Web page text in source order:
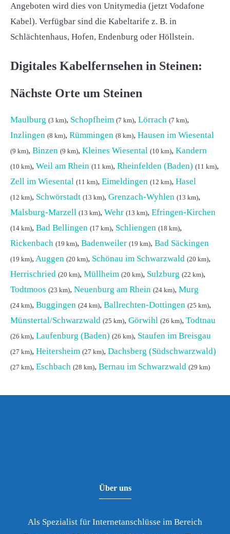
Angeboten wird dies von Unitymedia (jetzt Vodafone
Kabel). Verfügbar sind die Kabeltarife z. B. in
Schlächtenhaus, Hofen, Endenburg oder Höllstein.
Digitales Kabelfernsehen in Steinen:
Nächste Orte um Steinen
Maulburg (3 km), Schopfheim (7 km), Lörrach (7 km),
Inzlingen (8 km), Rümmingen (8 km), Hausen im Wiesental
(9 km), Binzen (9 km), Kleines Wiesental (10 km), Kandern
(10 km), Weil am Rhein (11 km), Rheinfelden (Baden) (11 km),
Zell im Wiesental (11 km), Eimeldingen (12 km), Hasel
(12 km), Schwörstadt (13 km), Grenzach-Wyhlen (13 km),
Malsburg-Marzell (13 km), Wehr (13 km), Efringen-Kirchen
(14 km), Bad Bellingen (17 km), Schliengen (18 km),
Rickenbach (19 km), Badenweiler (19 km), Bad Säckingen
(19 km), Auggen (20 km), Schönau im Schwarzwald (20 km),
Herrischried (20 km), Müllheim (20 km), Sulzburg (22 km),
Todtmoos (23 km), Neuenburg am Rhein (24 km), Murg
(24 km), Buggingen (24 km), Ballrechten-Dottingen (25 km),
Münstertal/Schwarzwald (25 km), Görwihl (26 km), Todtnau
(26 km), Laufenburg (Baden) (26 km), Staufen im Breisgau
(27 km), Heitersheim (27 km), Dachsberg (Südschwarzwald)
(27 km), Eschbach (28 km), Bernau im Schwarzwald (29 km)
Über uns
Als Spezialist für Internetanschlüsse im Bereich